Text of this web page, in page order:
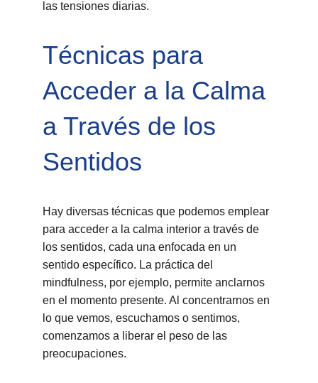
las tensiones diarias.
Técnicas para
Acceder a la Calma
a Través de los
Sentidos
Hay diversas técnicas que podemos emplear
para acceder a la calma interior a través de
los sentidos, cada una enfocada en un
sentido específico. La práctica del
mindfulness, por ejemplo, permite anclarnos
en el momento presente. Al concentrarnos en
lo que vemos, escuchamos o sentimos,
comenzamos a liberar el peso de las
preocupaciones.